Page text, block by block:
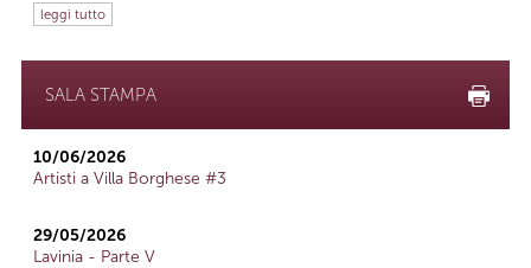
leggi tutto
SALA STAMPA
10/06/2026
Artisti a Villa Borghese #3
29/05/2026
Lavinia - Parte V